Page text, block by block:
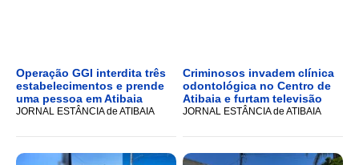
Operação GGI interdita três
estabelecimentos e prende
uma pessoa em Atibaia
JORNAL ESTÂNCIA de ATIBAIA
Criminosos invadem clínica
odontológica no Centro de
Atibaia e furtam televisão
JORNAL ESTÂNCIA de ATIBAIA